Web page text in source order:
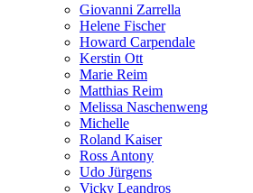
Giovanni Zarrella
Helene Fischer
Howard Carpendale
Kerstin Ott
Marie Reim
Matthias Reim
Melissa Naschenweng
Michelle
Roland Kaiser
Ross Antony
Udo Jürgens
Vicky Leandros